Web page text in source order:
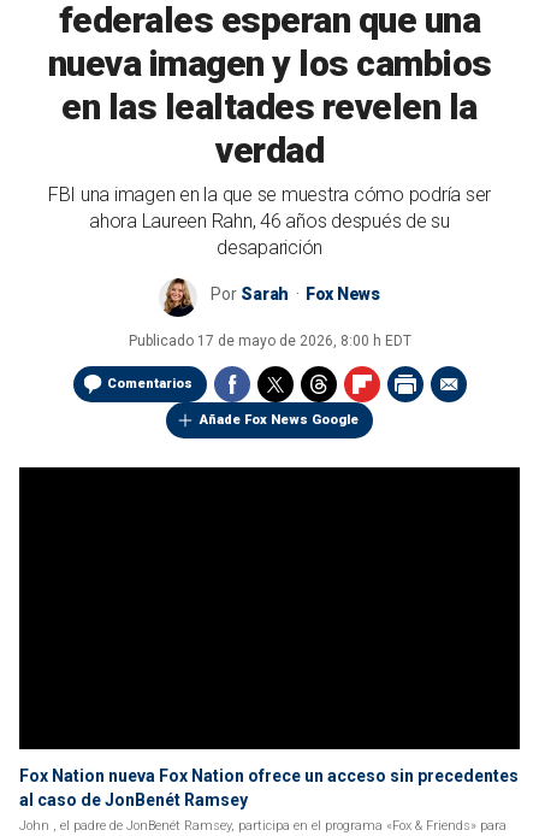
federales esperan que una
nueva imagen y los cambios
en las lealtades revelen la
verdad
FBI una imagen en la que se muestra cómo podría ser
ahora Laureen Rahn, 46 años después de su
desaparición
Por Sarah Fox News
Publicado 17 de mayo de 2026, 8:00 h EDT
Comentarios
Añade Fox News Google
Fox Nation nueva Fox Nation ofrece un acceso sin precedentes
al caso de JonBenét Ramsey
John , el padre de JonBenét Ramsey, participa en el programa «Fox & Friends» para